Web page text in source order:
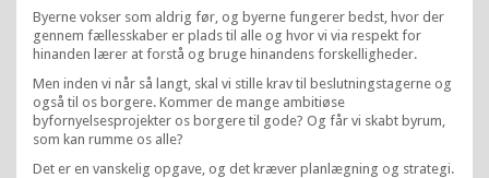
Byerne vokser som aldrig før, og byerne fungerer bedst, hvor der
gennem fællesskaber er plads til alle og hvor vi via respekt for
hinanden lærer at forstå og bruge hinandens forskelligheder.
Men inden vi når så langt, skal vi stille krav til beslutningstagerne og
også til os borgere. Kommer de mange ambitiøse
byfornyelsesprojekter os borgere til gode? Og får vi skabt byrum,
som kan rumme os alle?
Det er en vanskelig opgave, og det kræver planlægning og strategi.